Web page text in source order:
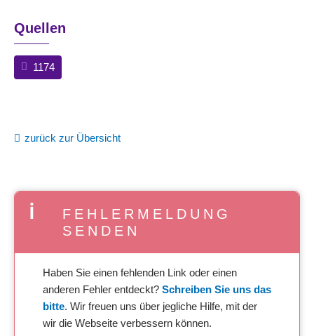
Quellen
1174
zurück zur Übersicht
FEHLERMELDUNG
SENDEN
Haben Sie einen fehlenden Link oder einen
anderen Fehler entdeckt? Schreiben Sie uns das
bitte. Wir freuen uns über jegliche Hilfe, mit der
wir die Webseite verbessern können.